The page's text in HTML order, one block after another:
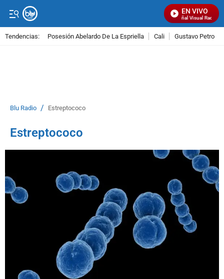
EN VIVO
Señal Visual Radio
Tendencias: Posesión Abelardo De La Espriella Cali Gustavo Petro
Blu Radio / Estreptococo
Estreptococo